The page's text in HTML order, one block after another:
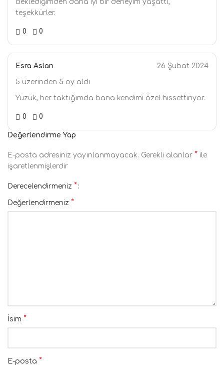
Beklediğimden daha iyi bir deneyim yaşattı,
teşekkürler.
0 0
Esra Aslan 26 Şubat 2024
5 üzerinden 5 oy aldı
Yüzük, her taktığımda bana kendimi özel hissettiriyor.
0 0
Değerlendirme Yap
E-posta adresiniz yayınlanmayacak. Gerekli alanlar * ile
işaretlenmişlerdir
Derecelendirmeniz *
Değerlendirmeniz *
İsim *
E-posta *